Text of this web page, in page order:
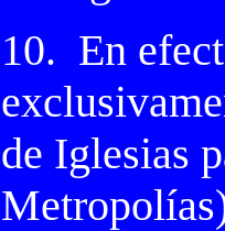
10. En
de Iglesias